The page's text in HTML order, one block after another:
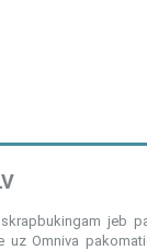
jeb
uz Omniva